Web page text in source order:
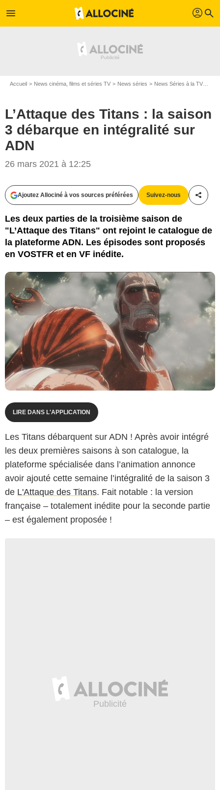
menu profil search
Accueil News cinéma, films et séries TV News séries News Séries à la TV
L’Attaque des Titans : la saison
3 débarque en intégralité sur
ADN
26 mars 2021 à 12:25
Ajoutez Allociné à vos sources préférées Suivez-nous
Les deux parties de la troisième saison de
"L’Attaque des Titans" ont rejoint le catalogue de
la plateforme ADN. Les épisodes sont proposés
en VOSTFR et en VF inédite.
LIRE DANS L'APPLICATION
Les Titans débarquent sur ADN ! Après avoir intégré
les deux premières saisons à son catalogue, la
plateforme spécialisée dans l’animation annonce
avoir ajouté cette semaine l’intégralité de la saison 3
de L'Attaque des Titans. Fait notable : la version
française – totalement inédite pour la seconde partie
– est également proposée !